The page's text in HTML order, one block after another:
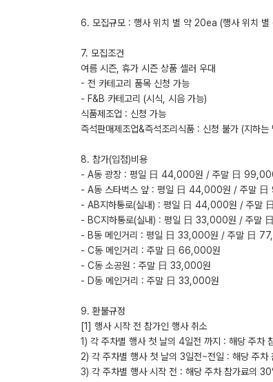
​6. 모집규모 : 행사 위치 별 약 20ea (행사 위치 별
7. 모집조건
여름 시즌, 휴가 시즌 상품 셀러 우대
- 전 카테고리 품목 신청 가능
- F&B 카테고리 (시식, 시음 가능)
식품제조업 : 신청 가능
즉석판매제조업&즉석조리식품 : 신청 불가 (지하는
8. 참가(입점)비용
- A동 광장 : 평일 日 44,000원 / 주말 日
- A동 스타벅스 앞 : 평일 日 44,000원 / 주말
- AB지하통로(실내) : 평일 日 44,000원 / 주말
- BC지하통로(실내) : 평일 日 33,000원 / 주말
- B동 메인거리 : 평일 日 33,000원 / 주말 日
- C동 메인거리 : 주말 日 66,000원
- C동 소공원 : 주말 日 33,000원
- D동 메인거리 : 주말 日 33,000원
​9. 환불규정
[1] 행사 시작 전 참가인 행사 취소
1) 각 주차별 행사 첫 날의 4일전 까지 : 해당 주차
2) 각 주차별 행사 첫 날의 3일전~전일 : 해당 주
3) 각 주차별 행사 시작 전 : 해당 주차 참가료의